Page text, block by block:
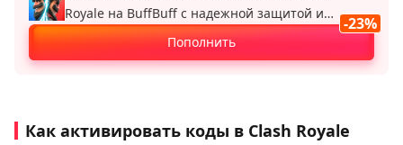
Royale на BuffBuff с надежной защитой и
скидкой до 23 %.Пополнить
-23%
Как активировать коды в Clash Royale